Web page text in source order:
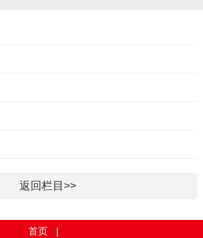
返回栏目>>
首页 |